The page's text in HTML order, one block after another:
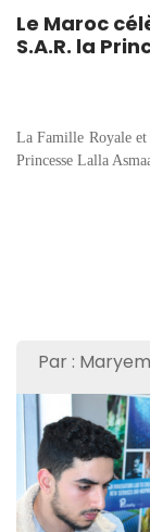
Le Maroc
S.A.R. la
La Famille Royale
Princesse Lalla
Par :